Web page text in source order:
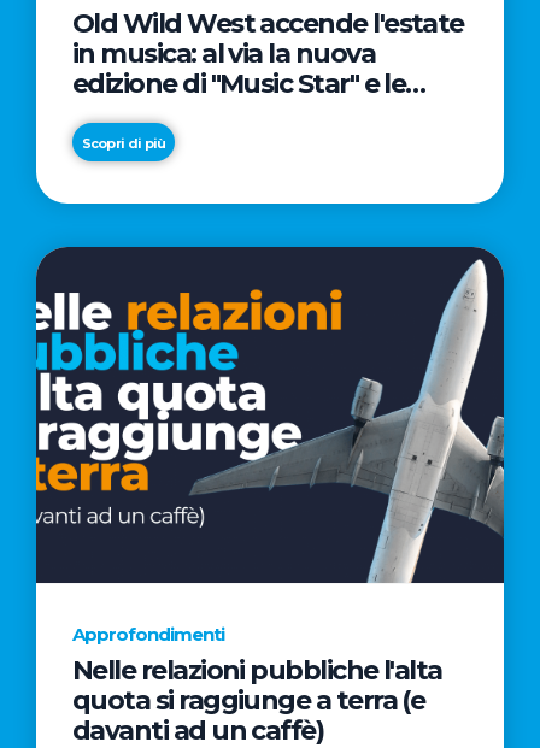
Old Wild West accende l'estate
in musica: al via la nuova
edizione di "Music Star" e le
prestigiose partnership con
Radio Italia e Live Nation
Scopri di più
Approfondimenti
Nelle relazioni pubbliche l'alta
quota si raggiunge a terra (e
davanti ad un caffè)